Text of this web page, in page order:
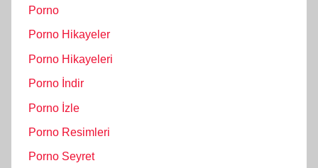
Porno
Porno Hikayeler
Porno Hikayeleri
Porno İndir
Porno İzle
Porno Resimleri
Porno Seyret